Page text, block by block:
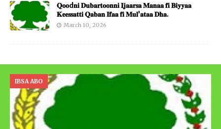
𝐐𝐨𝐨d𝐧𝐢 𝐃𝐮𝐛𝐚𝐫𝐭𝐨𝐨𝐧𝐧𝐢 𝐈𝐣𝐚𝐚𝐫𝐬𝐚 𝐌𝐚𝐧𝐚𝐚 𝐟𝐢 𝐁𝐢𝐲𝐲𝐚𝐚
𝐊𝐞𝐞𝐬𝐬𝐚𝐭𝐭𝐢 𝐐𝐚𝐛𝐚𝐧 𝐈𝐟𝐚𝐚 𝐟𝐢 𝐌𝐮𝐥’𝐚𝐭𝐚𝐚 𝐃𝐡𝐚.
March 10, 2026
IBSA ABO